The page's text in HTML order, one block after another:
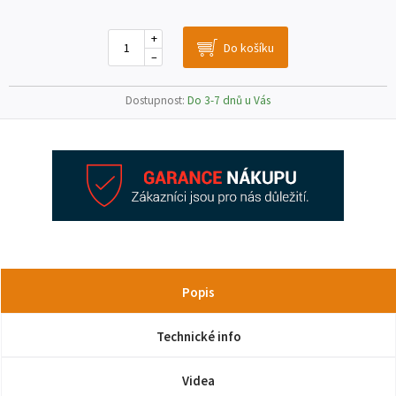
–
+
Dostupnost: Do 3-7 dnů u Vás
Popis
Technické info
Videa